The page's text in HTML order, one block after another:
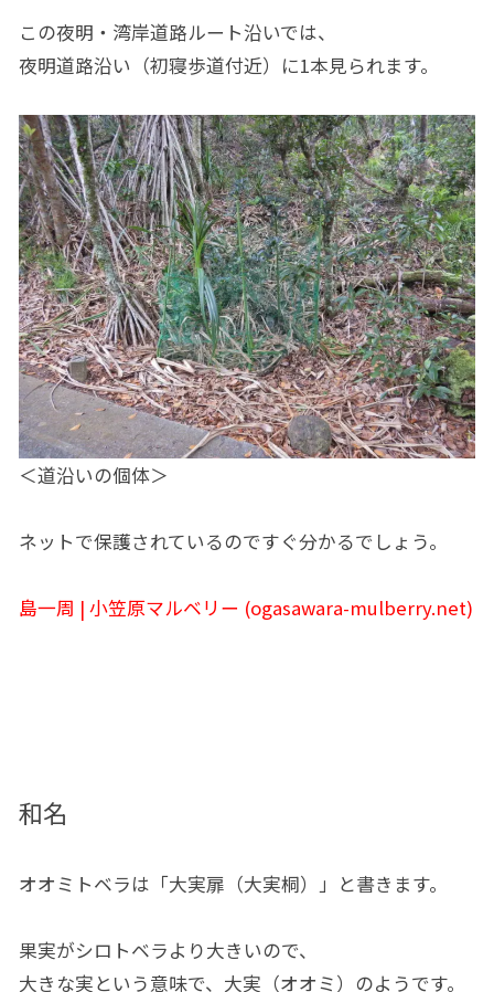
この夜明・湾岸道路ルート沿いでは、
夜明道路沿い（初寝歩道付近）に1本見られます。
＜道沿いの個体＞
ネットで保護されているのですぐ分かるでしょう。
島一周 | 小笠原マルベリー (ogasawara-mulberry.net)
和名
オオミトベラは「大実扉（大実桐）」と書きます。
果実がシロトベラより大きいので、
大きな実という意味で、大実（オオミ）のようです。